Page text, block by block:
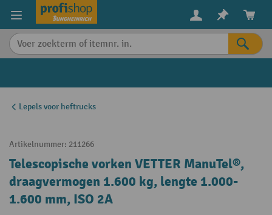
content
Lepels voor heftrucks
Artikelnummer: 211266
Telescopische vorken VETTER ManuTel®,
draagvermogen 1.600 kg, lengte 1.000-
1.600 mm, ISO 2A